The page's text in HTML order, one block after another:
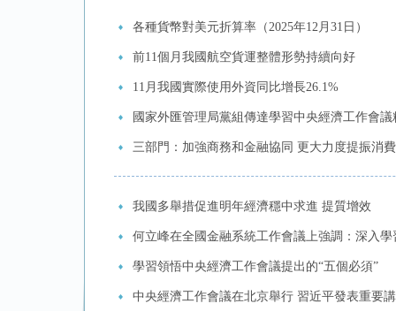
各種貨幣對美元折算率（2025年12月31日）
前11個月我國航空貨運整體形勢持續向好
11月我國實際使用外資同比增長26.1%
國家外匯管理局黨組傳達學習中央經濟工作會議
三部門：加強商務和金融協同 更大力度提振消費
我國多舉措促進明年經濟穩中求進 提質增效
何立峰在全國金融系統工作會議上強調：深入
學習領悟中央經濟工作會議提出的“五個必須”
中央經濟工作會議在北京舉行 習近平發表重要